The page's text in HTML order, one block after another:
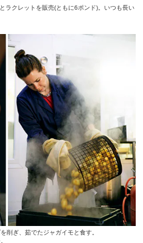
ラクレットを販売(ともに6ポンド)。いつも長い
削ぎ、茹でたジャガイモと食す。